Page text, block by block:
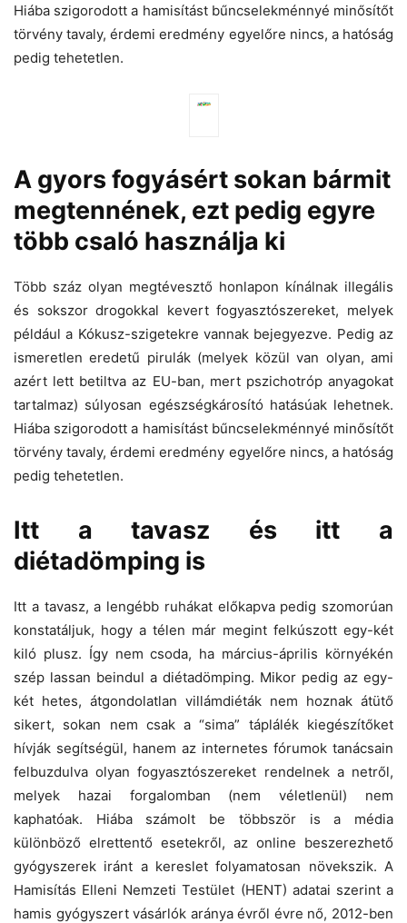
Hiába szigorodott a hamisítást bűncselekménnyé minősítőt
törvény tavaly, érdemi eredmény egyelőre nincs, a hatóság
pedig tehetetlen.
A gyors fogyásért sokan bármit
megtennének, ezt pedig egyre
több csaló használja ki
Több száz olyan megtévesztő honlapon kínálnak illegális
és sokszor drogokkal kevert fogyasztószereket, melyek
például a Kókusz-szigetekre vannak bejegyezve. Pedig az
ismeretlen eredetű pirulák (melyek közül van olyan, ami
azért lett betiltva az EU-ban, mert pszichotróp anyagokat
tartalmaz) súlyosan egészségkárosító hatásúak lehetnek.
Hiába szigorodott a hamisítást bűncselekménnyé minősítőt
törvény tavaly, érdemi eredmény egyelőre nincs, a hatóság
pedig tehetetlen.
Itt a tavasz és itt a
diétadömping is
Itt a tavasz, a lengébb ruhákat előkapva pedig szomorúan
konstatáljuk, hogy a télen már megint felkúszott egy-két
kiló plusz. Így nem csoda, ha március-április környékén
szép lassan beindul a diétadömping. Mikor pedig az egy-
két hetes, átgondolatlan villámdiéták nem hoznak átütő
sikert, sokan nem csak a “sima” táplálék kiegészítőket
hívják segítségül, hanem az internetes fórumok tanácsain
felbuzdulva olyan fogyasztószereket rendelnek a netről,
melyek hazai forgalomban (nem véletlenül) nem
kaphatóak. Hiába számolt be többször is a média
különböző elrettentő esetekről, az online beszerezhető
gyógyszerek iránt a kereslet folyamatosan növekszik. A
Hamisítás Elleni Nemzeti Testület (HENT) adatai szerint a
hamis gyógyszert vásárlók aránya évről évre nő, 2012-ben